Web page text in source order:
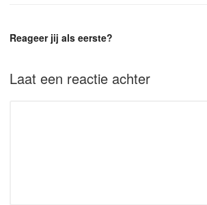
Reageer jij als eerste?
Laat een reactie achter